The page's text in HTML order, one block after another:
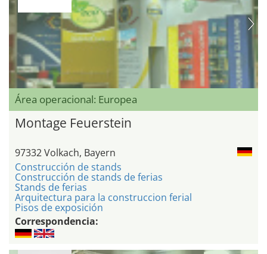
Área operacional: Europea
Montage Feuerstein
97332 Volkach, Bayern
Construcción de stands
Construcción de stands de ferias
Stands de ferias
Arquitectura para la construccion ferial
Pisos de exposición
Correspondencia: